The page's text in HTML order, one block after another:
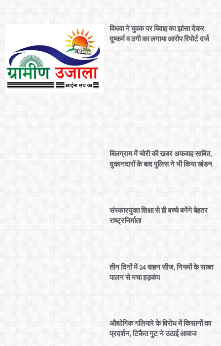
विधवा ने युवक पर विवाह का झांसा देकर
दुष्कर्म व ठगी का लगाया आरोप रिपोर्ट दर्ज
बिलग्राम में चोरी की खबर अफवाह साबित,
दुकानदारों के बाद पुलिस ने भी किया खंडन
संस्कारयुक्त शिक्षा से ही बच्चे बनेंगे बेहतर
राष्ट्रनिर्माता
तीन दिनों में 24 वाहन सीज, नियमों के सख्त
पालन से मचा हड़कंप
औद्योगिक गलियारे के विरोध में किसानों का
प्रदर्शन, टिकैत गुट ने उठाई आवाज